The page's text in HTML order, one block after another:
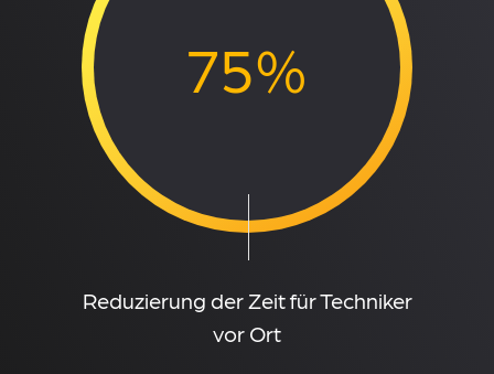
75%
Reduzierung der Zeit für Techniker
vor Ort